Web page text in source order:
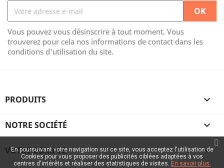
Vous pouvez vous désinscrire à tout moment. Vous
trouverez pour cela nos informations de contact dans les
conditions d'utilisation du site.
PRODUITS 
NOTRE SOCIÉTÉ 
VOTRE COMPTE 
En poursuivant votre navigation sur ce site, vous acceptez l'utilisation de
Cookies pour vous proposer des publicités ciblées adaptées à vos
centres d'intérêts et réaliser des statistiques de visites. En savoir plus.